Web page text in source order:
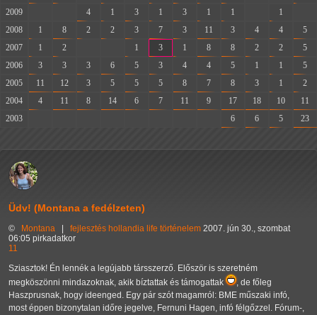
2009
4 1 3 1 3 1 1 1
2008
1 8 2 2 3 7 3 11 3 4 4
5
2007
1 2 1 3 1 8 8 2 2
5
2006
3 3 3 6 5 3 4 4 5 1 1
5
2005
11 12 3 5 5 5 8 7 8 3 1
2
2004
4 11 8 14 6 7 11 9 17 18 10
11
2003
6 6 5 23
Üdv! (Montana a fedélzeten)
© Montana fejlesztés hollandia life történelem 2007. jún 30., szombat
06:05 pirkadatkor
11
Sziasztok! Én lennék a legújabb társszerző. Először is szeretném
megköszönni mindazoknak, akik bíztattak és támogattak
, de főleg
Haszprusnak, hogy ideenged. Egy pár szót magamról: BME műszaki infó,
most éppen bizonytalan időre jegelve, Fernuni Hagen, infó félgőzzel. Fórum-,